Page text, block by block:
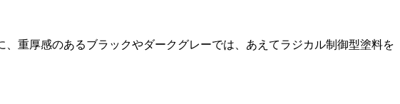
重厚感のあるブラックやダークグレーでは、あえてラジカル制御型塗料を